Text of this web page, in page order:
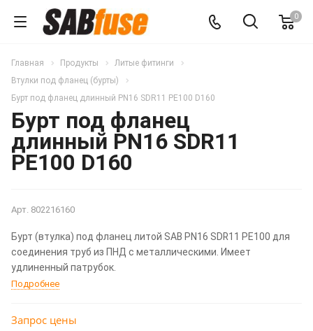
0
Главная Продукты
Литые фитинги
Втулки под фланец (бурты)
Бурт под фланец длинный PN16 SDR11 PE100 D160
Бурт под фланец
длинный PN16 SDR11
PE100 D160
Арт. 802216160
Бурт (втулка) под фланец литой SAB PN16 SDR11 PE100 для
соединения труб из ПНД с металлическими. Имеет
удлиненный патрубок.
Подробнее
Запрос цены